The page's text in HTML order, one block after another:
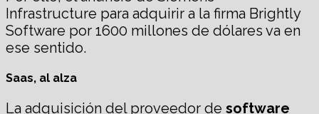
Infrastructure para adquirir a la firma Brightly
Software por 1600 millones de dólares va en
ese sentido.
Saas, al alza
La adquisición del proveedor de software